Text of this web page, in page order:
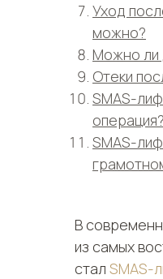
Уход
можно?
Можно ли
Отеки
SMAS-
операция?
SMAS-
В
из самых
стал SMAS-